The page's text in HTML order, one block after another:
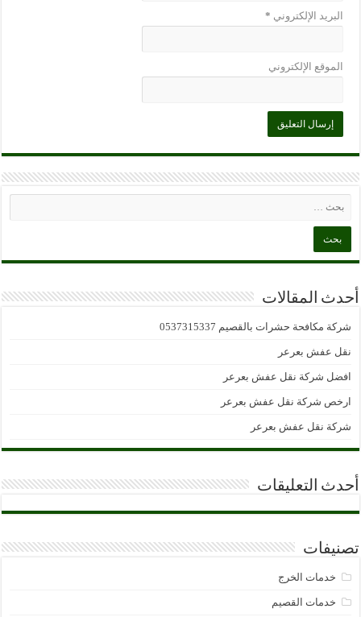
البريد الإلكتروني *
الموقع الإلكتروني
أحدث المقالات
شركة مكافحة حشرات بالقصيم 0537315337
نقل عفش بعرعر
افضل شركة نقل عفش بعرعر
ارخص شركة نقل عفش بعرعر
شركة نقل عفش بعرعر
أحدث التعليقات
تصنيفات
خدمات الخرج
خدمات القصيم